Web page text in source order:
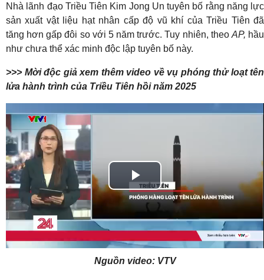
Nhà lãnh đạo Triều Tiên Kim Jong Un tuyên bố rằng năng lực
sản xuất vật liệu hạt nhân cấp độ vũ khí của Triều Tiên đã
tăng hơn gấp đôi so với 5 năm trước. Tuy nhiên, theo AP, hầu
như chưa thể xác minh độc lập tuyên bố này.
>>> Mời độc giả xem thêm video về vụ phóng thử loạt tên
lửa hành trình của Triều Tiên hồi năm 2025
Play
Video
Nguồn video: VTV